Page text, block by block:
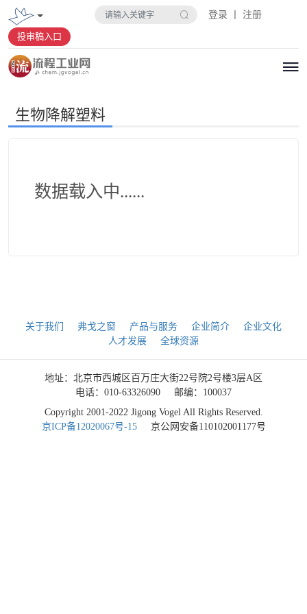
登录 丨 注册
投审稿入口
生物降解塑料
数据载入中......
关于我们 弗戈之窗 产品与服务 企业简介
企业文化
人才发展
全球资源
地址：北京市西城区百万庄大街22号院2号楼3层A区
电话：010-63326090
邮编：100037
Copyright 2001-2022 Jigong Vogel All Rights Reserved.
京ICP备12020067号-15
京公网安备110102001177号